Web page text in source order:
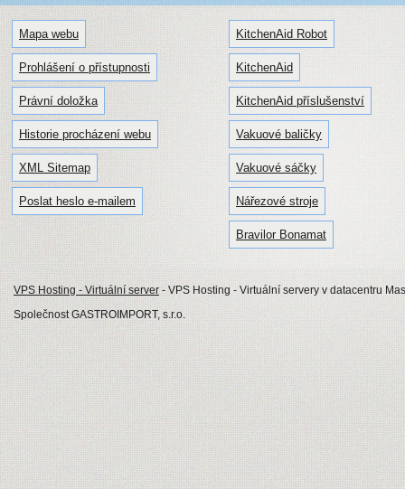
Mapa webu
Prohlášení o přístupnosti
Právní doložka
Historie procházení webu
XML Sitemap
Poslat heslo e-mailem
KitchenAid Robot
KitchenAid
KitchenAid příslušenství
Vakuové baličky
Vakuové sáčky
Nářezové stroje
Bravilor Bonamat
VPS Hosting - Virtuální server - VPS Hosting - Virtuální servery v datacentru
Společnost GASTROIMPORT, s.r.o.